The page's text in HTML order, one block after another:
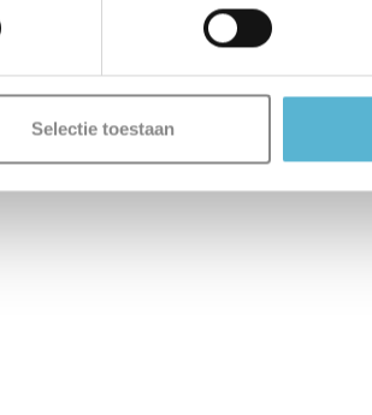
Selectie toestaan